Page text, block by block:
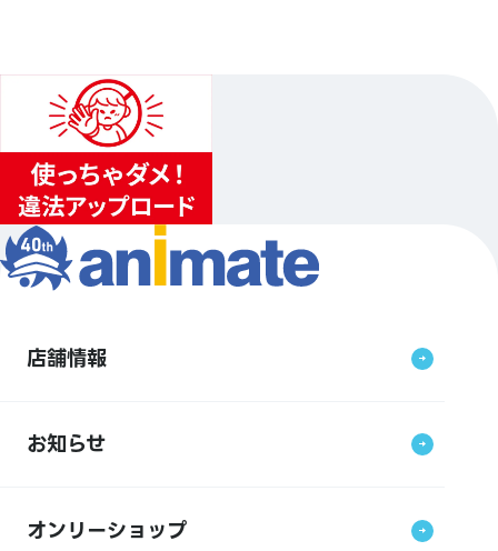
店舗情報
お知らせ
オンリーショップ